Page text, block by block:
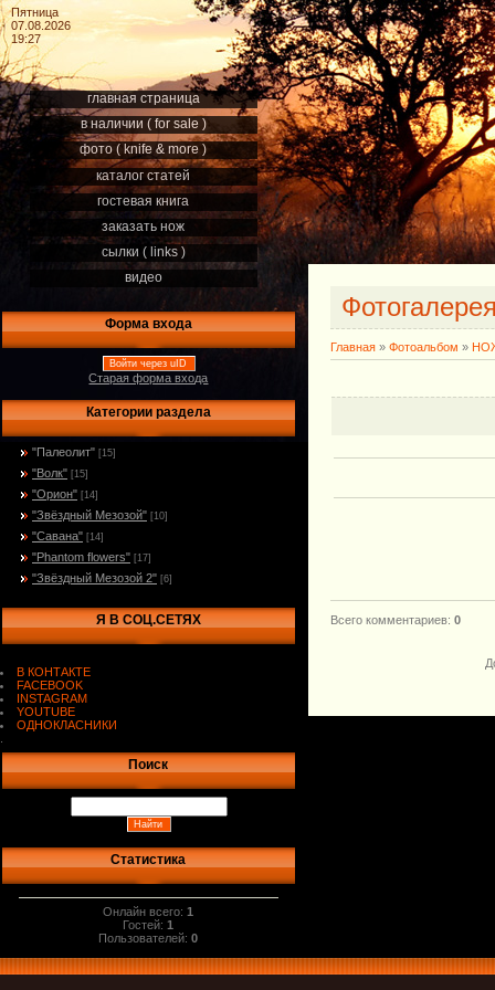
Пятница
07.08.2026
19:27
главная страница
в наличии ( for sale )
фото ( knife & more )
каталог статей
гостевая книга
заказать нож
сылки ( links )
видео
Форма входа
Войти через uID
Старая форма входа
Категории раздела
"Палеолит" [15]
"Волк" [15]
"Орион" [14]
"Звёздный Мезозой" [10]
"Савана" [14]
"Phantom flowers" [17]
"Звёздный Мезозой 2" [6]
Я В СОЦ.СЕТЯХ
В КОНТАКТЕ
FACEBOOK
INSTAGRAM
YOUTUBE
ОДНОКЛАСНИКИ
Поиск
Статистика
Онлайн всего:1
Гостей:1
Пользователей:0
Главная » Фотоальбом »
Всего комментариев: 0